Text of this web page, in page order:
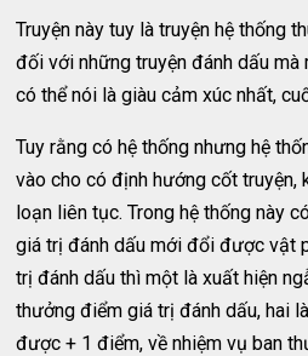
Truyện này tuy là truyện hệ thống
đối với những truyện đánh dấu
có thể nói là giàu cảm xúc nhất,
Tuy rằng có hệ thống nhưng hệ
vào cho có định hướng cốt truyện,
loạn liên tục. Trong hệ thống này
giá trị đánh dấu mới đổi được vật
trị đánh dấu thì một là xuất hiện
thưởng điểm giá trị đánh dấu, hai
được + 1 điểm, về nhiệm vụ ban